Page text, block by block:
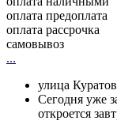
оплата предоплата
оплата рассрочка
самовывоз
...
улица
Сегодня уже
откроется